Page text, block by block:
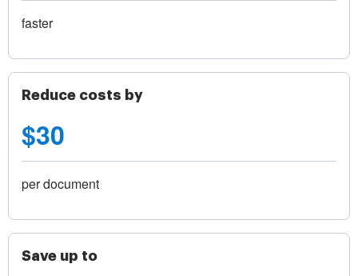
faster
Reduce costs by
$30
per document
Save up to